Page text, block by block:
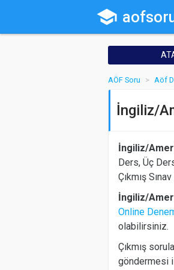
school
AÖF Soru Aöf
İngiliz/
İngiliz/
Ders, Üç
Çıkmış
İngiliz/
Online
olabilirsiniz.
Çıkmış
göndermesi